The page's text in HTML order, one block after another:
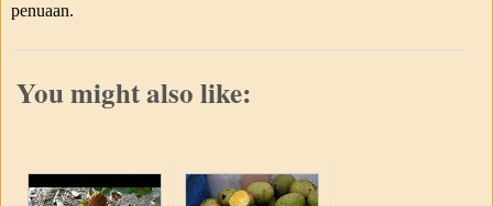
penuaan.
You might also like: